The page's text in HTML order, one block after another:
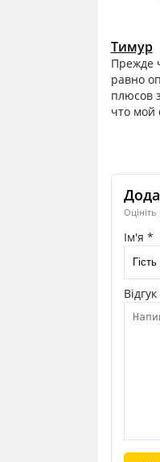
Тимур
Прежде
равно
плюсов
что мой
Ім'я *